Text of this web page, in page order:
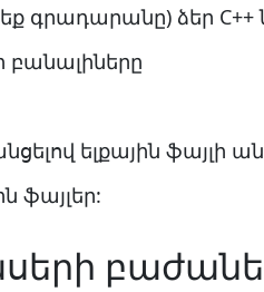
գրադարանը) ձեր
բանալիները
ելքային ֆայլի
ֆայլեր: